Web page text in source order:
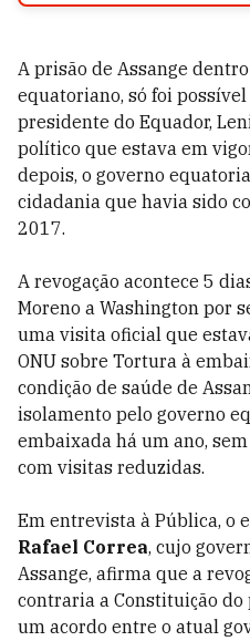
A prisão de Assange
equatoriano, só foi
presidente do Equador,
político que estava em
depois, o governo
cidadania que havia sido
2017.
A revogação acontece 5
Moreno a Washington por
uma visita oficial que
ONU sobre Tortura à
condição de saúde de
isolamento pelo governo
embaixada há um ano,
com visitas reduzidas.
Em entrevista à Pública, o
Rafael Correa, cujo
Assange, afirma que a
contraria a Constituição do
um acordo entre o atual